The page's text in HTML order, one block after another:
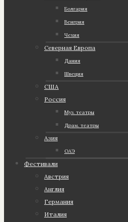
Болгария
Венгрия
Чехия
Северная Европа
Дания
Швеция
США
Россия
Муз. театры
Драм. театры
Азия
ОАЭ
Фестивали
Австрия
Англия
Германия
Италия